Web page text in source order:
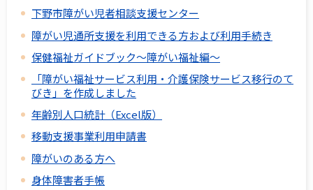
下野市障がい児者相談支援センター
障がい児通所支援を利用できる方および利用手続き
保健福祉ガイドブック～障がい福祉編～
「障がい福祉サービス利用・介護保険サービス移行のて
びき」を作成しました
年齢別人口統計（Excel版）
移動支援事業利用申請書
障がいのある方へ
身体障害者手帳